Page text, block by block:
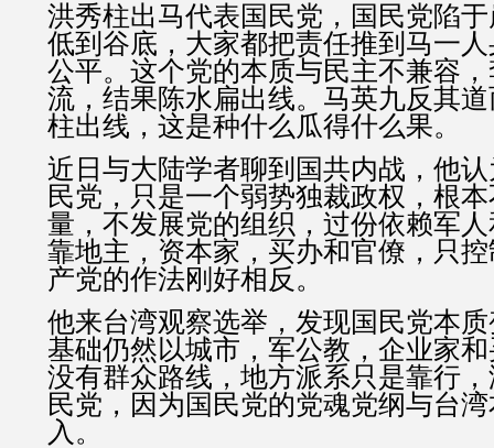
洪秀柱出马代表国民党，国民党陷
低到谷底，大家都把责任推到马一
公平。这个党的本质与民主不兼容
流，结果陈水扁出线。马英九反其
柱出线，这是种什么瓜得什么果。
近日与大陆学者聊到国共内战，他
民党，只是一个弱势独裁政权，根
量，不发展党的组织，过份依赖军
靠地主，资本家，买办和官僚，只
产党的作法刚好相反。
他来台湾观察选举，发现国民党本
基础仍然以城市，军公教，企业家
没有群众路线，地方派系只是靠行
民党，因为国民党的党魂党纲与台
入。